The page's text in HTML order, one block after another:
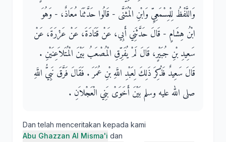
وَاللَّفْظُ لِلْمِسْمَعِيِّ وَابْنِ الْمُثَنَّى - قَالُوا حَدَّثَنَا مُعَاذٌ، - وَهُوَ
ابْنُ هِشَامٍ - قَالَ حَدَّثَنِي أَبِي، عَنْ قَتَادَةَ، عَنْ عَزْرَةَ، عَنْ
سَعِيدِ بْنِ جُبَيْرٍ، قَالَ لَمْ يُفَرِّقِ الْمُصْعَبُ بَيْنَ الْمُتَلاَعِنَيْنِ ‏.‏
قَالَ سَعِيدٌ فَذُكِرَ ذَلِكَ لِعَبْدِ اللَّهِ بْنِ عُمَرَ ‏.‏ فَقَالَ فَرَّقَ نَبِيُّ اللَّهِ
صلى الله عليه وسلم بَيْنَ أَخَوَىْ بَنِي الْعَجْلاَنِ ‏.‏
Dan telah menceritakan kepada kami
Abu Ghazzan Al Misma'i dan